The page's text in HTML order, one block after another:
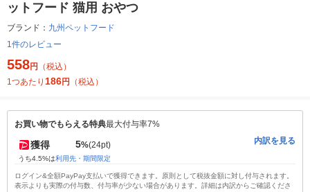
ットフード 猫用 おやつ
ブランド： 九州ペットフード
1件のレビュー
558円
（税込）
1つあたり 186円 （税込）
お買い物でもらえる特典最大付与率7%
獲得 5%(24pt)
うち4.5%は利用先・期間限定
内訳を見る
ログイン&全額PayPay支払いで獲得できます。原則として税抜金額に対し付与されます。
表示よりも実際の付与数、付与率が少ない場合があります。詳細は内訳からご確認くださ